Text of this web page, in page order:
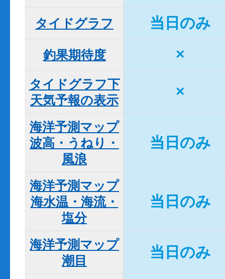
タイドグラフ 当日のみ
釣果期待度 ×
タイドグラフ下
天気予報の表示
×
海洋予測マップ
波高・うねり・
風浪
当日のみ
海洋予測マップ
海水温・海流・
塩分
当日のみ
海洋予測マップ
潮目
当日のみ